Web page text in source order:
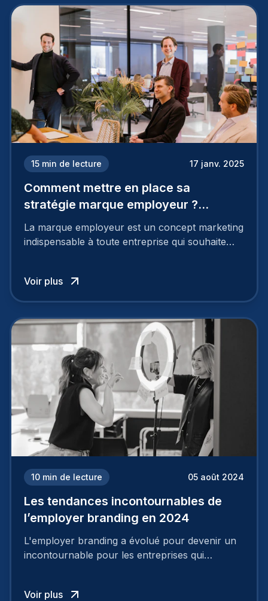
15 min de lecture 17 janv. 2025
Comment mettre en place sa
stratégie marque employeur ?
Découvrez les 7 étapes
La marque employeur est un concept marketing
indispensable à toute entreprise qui souhaite
employeur solide et positive sont évidentes, ce
travail, pour qu’il soit réussi, ne peut se faire en
mettre en œuvre un certain nombre d’actions.
Voir plus
10 min de lecture 05 août 2024
Les tendances incontournables de
l’employer branding en 2024
L'employer branding a évolué pour devenir un
incontournable pour les entreprises qui
Voir plus